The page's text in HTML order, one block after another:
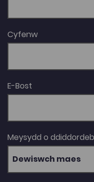
Cyfenw
E-Bost
Meysydd o ddiddordeb
Dewiswch maes